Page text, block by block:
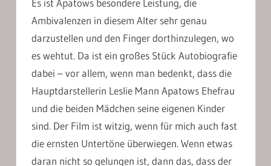
Ambivalenzen in diesem Alter sehr genau
darzustellen und den Finger dorthinzulegen, wo
es wehtut. Da ist ein großes Stück Autobiografie
dabei – vor allem, wenn man bedenkt, dass die
Hauptdarstellerin Leslie Mann Apatows Ehefrau
und die beiden Mädchen seine eigenen Kinder
sind. Der Film ist witzig, wenn für mich auch fast
die ernsten Untertöne überwiegen. Wenn etwas
daran nicht so gelungen ist, dann das, dass der